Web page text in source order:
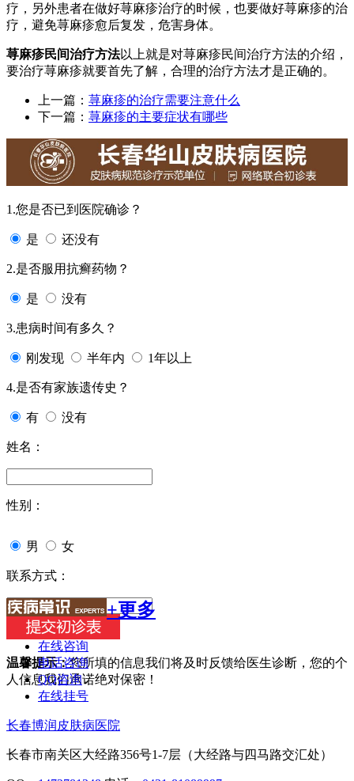
疗，另外患者在做好荨麻疹治疗的时候，也要做好荨麻疹的治
疗，避免荨麻疹愈后复发，危害身体。
荨麻疹民间治疗方法以上就是对荨麻疹民间治疗方法的介绍，
要治疗荨麻疹就要首先了解，合理的治疗方法才是正确的。
上一篇： 荨麻疹的治疗需要注意什么
下一篇： 荨麻疹的主要症状有哪些
1.您是否已到医院确诊？
是 还没有
2.是否服用抗癣药物？
是 没有
3.患病时间有多久？
刚发现 半年内 1年以上
4.是否有家族遗传史？
有 没有
姓名：
性别：
男 女
联系方式：
温馨提示：您所填的信息我们将及时反馈给医生诊断，您的个
人信息我们承诺绝对保密！
+更多
在线咨询
电话咨询
QQ咨询
在线挂号
长春博润皮肤病医院
长春市南关区大经路356号1-7层（大经路与四马路交汇处）